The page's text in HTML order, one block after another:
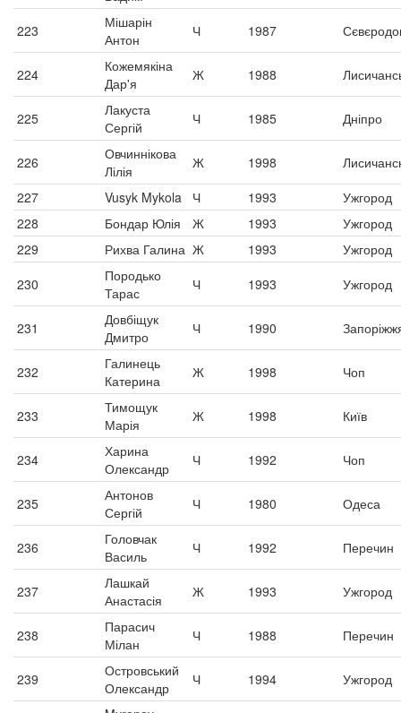
223
Мішарін
Антон
Ч 1987
224
Кожемякіна
Дар'я
Ж 1988
225
Лакуста
Сергій
Ч 1985 Дніпро
226
Овчиннікова
Лілія
Ж 1998
227
Vusyk Mykola Ч 1993
Ужгород
228
Бондар Юлія Ж 1993
Ужгород
229
Рихва Галина Ж 1993
Ужгород
230
Породько
Тарас
Ч 1993 Ужгород
231
Довбіщук
Дмитро
Ч 1990
232
Галинець
Катерина
Ж 1998 Чоп
233
Тимощук
Марія
Ж 1998 Київ
234
Харина
Олександр
Ч 1992 Чоп
235
Антонов
Сергій
Ч 1980 Одеса
236
Головчак
Василь
Ч 1992 Перечин
237
Лашкай
Анастасія
Ж 1993 Ужгород
238
Парасич
Мілан
Ч 1988 Перечин
239
Островський
Олександр
Ч 1994 Ужгород